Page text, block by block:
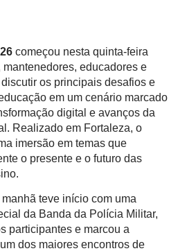
começou nesta quinta-feira
educadores e
os principais desafios e
em um cenário marcado
digital e avanços da
Realizado em Fortaleza, o
imersão em temas que
o presente e o futuro das
teve início com uma
da Banda da Polícia Militar,
participantes e marcou a
dos maiores encontros de